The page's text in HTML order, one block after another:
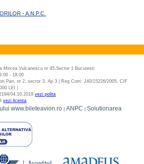
- A.N.P.C.
Mircea Vulcanescu nr 45,Sector 1 Bucuresti
- 18:00
Pan, nr 2, sector 3, Ap 3 | Reg Com: J40/15226/2005, CIF
LEI |
04.10.2019vezi polita
vezi licenta
www.bileteavion.ro |ANPC |Solutionarea